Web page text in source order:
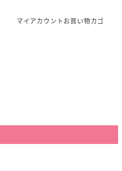
マイアカウントお買い物カゴ